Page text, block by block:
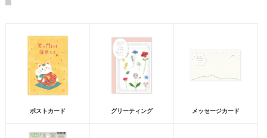
ポストカード グリーティング メッセージカード